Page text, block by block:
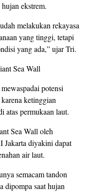
ekstrem.
melakukan rekayasa
yang tinggi, tetapi
yang ada,” ujar Tri.
Sea Wall
potensi
ketinggian
atas permukaan laut.
Sea Wall oleh
Jakarta diyakini dapat
air laut.
semacam tandon
dipompa saat hujan